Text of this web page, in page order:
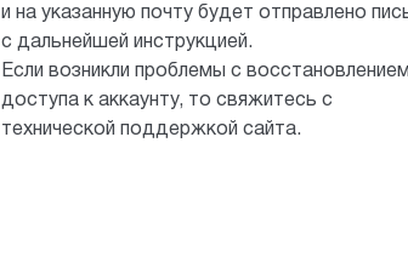
и на указанную почту будет отправлено
с дальнейшей инструкцией.
Если возникли проблемы с восстановлением
доступа к аккаунту, то свяжитесь с
технической поддержкой сайта.